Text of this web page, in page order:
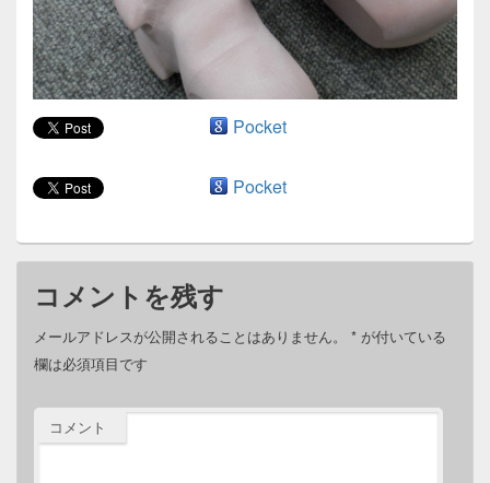
Pocket
Pocket
コメントを残す
メールアドレスが公開されることはありません。 * が付いている
欄は必須項目です
コメント